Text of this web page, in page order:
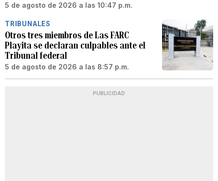
5 de agosto de 2026 a las 10:47 p.m.
TRIBUNALES
Otros tres miembros de Las FARC
Playita se declaran culpables ante el
Tribunal federal
5 de agosto de 2026 a las 8:57 p.m.
PUBLICIDAD